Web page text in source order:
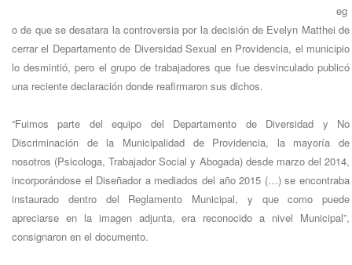
eg
o de que se desatara la controversia por la decisión de Evelyn Matthei de
cerrar el Departamento de Diversidad Sexual en Providencia, el municipio
lo desmintió, pero el grupo de trabajadores que fue desvinculado publicó
una reciente declaración donde reafirmaron sus dichos.
“Fuimos parte del equipo del Departamento de Diversidad y No
Discriminación de la Municipalidad de Providencia, la mayoría de
nosotros (Psicologa, Trabajador Social y Abogada) desde marzo del 2014,
incorporándose el Diseñador a mediados del año 2015 (…) se encontraba
instaurado dentro del Reglamento Municipal, y que como puede
apreciarse en la imagen adjunta, era reconocido a nivel Municipal”,
consignaron en el documento.